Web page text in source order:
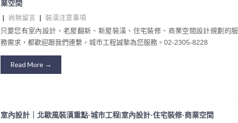
業空間
| 尚無留言 | 裝潢注意事項
只要您有室內設計、老屋翻新、新屋裝潢、住宅裝修、商業空間設計規劃的服
務需求，都歡迎跟我們連繫，城市工程誠摯為您服務。02-2305-8228
Read More →
室內設計｜北歐風裝潢重點-城市工程|室內設計-住宅裝修-商業空間